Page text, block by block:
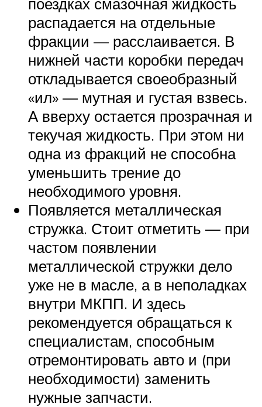
распадается на отдельные
фракции — расслаивается. В
нижней части коробки передач
откладывается своеобразный
«ил» — мутная и густая взвесь.
А вверху остается прозрачная и
текучая жидкость. При этом ни
одна из фракций не способна
уменьшить трение до
необходимого уровня.
Появляется металлическая
стружка. Стоит отметить — при
частом появлении
металлической стружки дело
уже не в масле, а в неполадках
внутри МКПП. И здесь
рекомендуется обращаться к
специалистам, способным
отремонтировать авто и (при
необходимости) заменить
нужные запчасти.